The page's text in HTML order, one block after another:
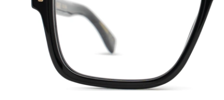
44 mm
Výška očnice Šírka očnice
Šírka